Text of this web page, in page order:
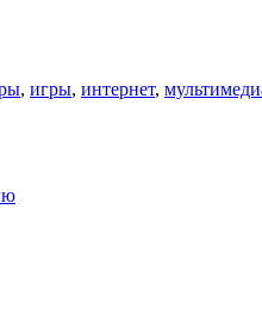
, игры, интернет,